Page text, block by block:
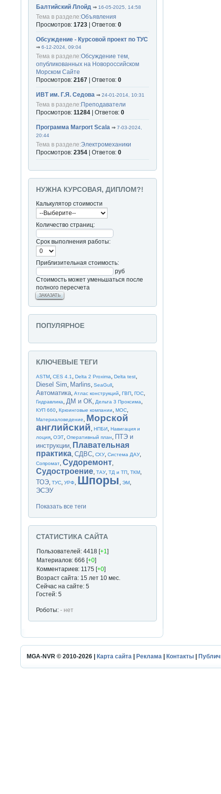
Балтийский Ллойд ⇒16-05-2025, 14:58
Тема в разделе:Объявления
Просмотров:1723 | Ответов:0
Обсуждение - Курсовой проект по ТУС
⇒6-12-2024, 09:04
Тема в разделе:Обсуждение тем,
опубликованных на Новороссийском
Морском Сайте
Просмотров:2167 | Ответов:0
ИВТ им. Г.Я. Седова ⇒24-01-2014, 10:31
Тема в разделе:Преподаватели
Просмотров:11284 | Ответов:0
Программа Marport Scala ⇒7-03-2024,
20:44
Тема в разделе:Электромеханики
Просмотров:2354 | Ответов:0
НУЖНА КУРСОВАЯ, ДИПЛОМ?!
Калькулятор стоимости
Количество страниц:
Срок выполнения работы:
Приблизительная стоимость:
руб
Стоимость может уменьшаться после
полного пересчета
ЗАКАЗАТЬ
ПОПУЛЯРНОЕ
КЛЮЧЕВЫЕ ТЕГИ
ASTM,CES 4.1 ,Delta 2 Proxima,Delta test,
Diesel Sim, Marlins,SeaGull,
Автоматика,Атлас конструкций,ГВП,ГОС,
Гидравлика,ДМ и ОК,Дельта 3 Проксима,
КУП 660,Крюинговые компании,МОС,
Материаловедение, Морской
английский,НПБИ,Навигация и
лоция,ОЭТ,Оперативный план, ПТЭ и
инструкции, Плавательная
практика,СДВС,СХУ,Система ДАУ,
Сопромат,Судоремонт,
Судостроение,ТАУ,ТД и ТП,ТКМ,
ТОЭ,ТУС,УРФ, Шпоры ,ЭМ,
ЭСЭУ
Показать все теги
СТАТИСТИКА САЙТА
Пользователей: 4418 [+1]
Материалов: 666 [+0]
Комментариев: 1175 [+0]
Возраст сайта: 15 лет 10 мес.
Сейчас на сайте: 5
Гостей: 5
Роботы:- нет
MGA-NVR © 2010-2026 | Карта сайта Реклама Контакты